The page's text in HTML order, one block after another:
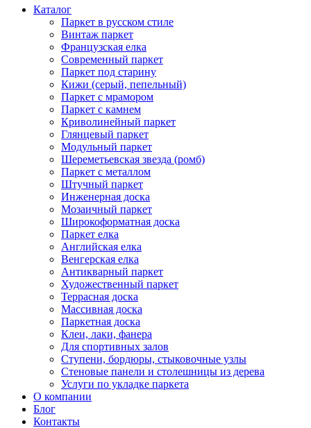
Каталог
Паркет в русском стиле
Винтаж паркет
Французская елка
Современный паркет
Паркет под старину
Кижи (серый, пепельный)
Паркет с мрамором
Паркет с камнем
Криволинейный паркет
Глянцевый паркет
Модульный паркет
Шереметьевская звезда (ромб)
Паркет с металлом
Штучный паркет
Инженерная доска
Мозаичный паркет
Широкоформатная доска
Паркет елка
Английская елка
Венгерская елка
Антикварный паркет
Художественный паркет
Террасная доска
Массивная доска
Паркетная доска
Клеи, лаки, фанера
Для спортивных залов
Ступени, бордюры, стыковочные узлы
Стеновые панели и столешницы из дерева
Услуги по укладке паркета
О компании
Блог
Контакты